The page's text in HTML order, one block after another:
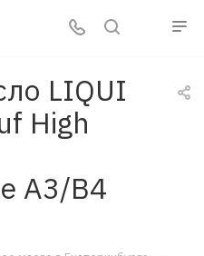
LIQUI
High
A3/B4